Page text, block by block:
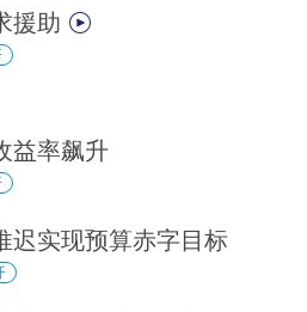
援助
益率飙升
迟实现预算赤字目标